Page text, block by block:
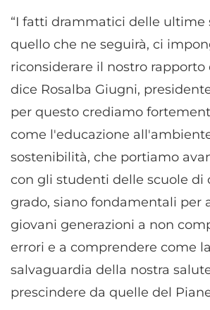
“I fatti drammatici delle ultime
quello che ne seguirà, ci
riconsiderare il nostro rapporto
dice Rosalba Giugni,
per questo crediamo
come l'educazione
sostenibilità, che portiamo
con gli studenti delle scuole di
grado, siano fondamentali per
giovani generazioni a non
errori e a comprendere come
salvaguardia della nostra
prescindere da quelle del